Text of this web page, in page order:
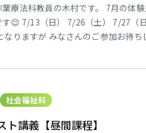
療法科教員の木村です。 7月の体
す😌 7/13（日） 7/26（土） 7/27（
なりますが みなさんのご参加お待ち
社会福祉科
ト講義【昼間課程】